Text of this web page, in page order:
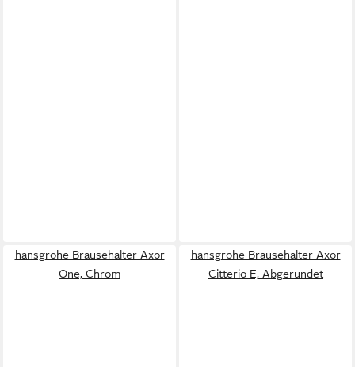
hansgrohe Brausehalter Axor
One, Chrom
hansgrohe Brausehalter Axor
Citterio E, Abgerundet